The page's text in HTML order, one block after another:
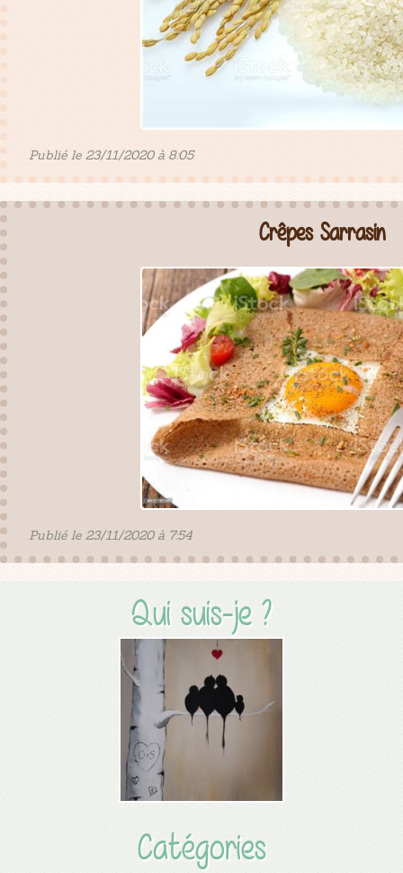
Qui suis-je ?
Catégories
Publié le 23/11/2020 à 8:05
Crêpes Sarrasin
Publié le 23/11/2020 à 7:54